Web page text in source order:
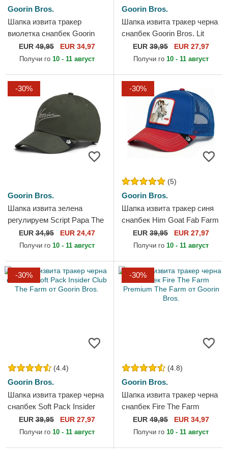
Goorin Bros.
Шапка извита тракер
виолетка снапбек Goorin
Bros. Beat Dead Horse
Horse Play The Farm Purple
EUR49,95 EUR 34,97
Получи го 10 - 11 август
Goorin Bros.
Шапка извита тракер черна
снапбек Goorin Bros. Lit
Firefly Luxury Moon The
Farm Black and White...
EUR 39,95 EUR 27,97
Получи го 10 - 11 август
-30%
Goorin Bros.
Шапка извита зелена
регулируем Script Papa The
Farm от Goorin Bros.
EUR34,95 EUR 24,47
Получи го 10 - 11 август
-30%
(5)
Goorin Bros.
Шапка извита тракер синя
снапбек Him Goat Fab Farm
The Farm от Goorin Bros.
EUR 39,95 EUR 27,97
Получи го 10 - 11 август
-30%
(4.4)
Goorin Bros.
Шапка извита тракер черна
снапбек Soft Pack Insider
Club The Farm от Goorin
Bros.
EUR39,95 EUR 27,97
Получи го 10 - 11 август
-30%
(4.8)
Goorin Bros.
Шапка извита тракер черна
снапбек Fire The Farm
Premium The Farm от
Goorin Bros.
EUR 49,95 EUR 34,97
Получи го 10 - 11 август